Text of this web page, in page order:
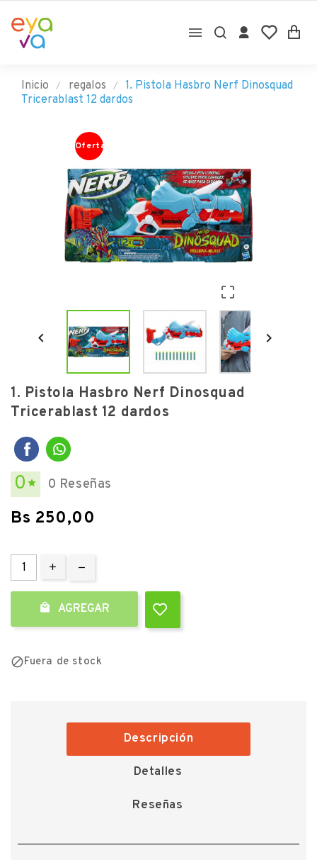

Inicio regalos
1. Pistola Hasbro Nerf Dinosquad
Tricerablast 12 dardos
Oferta

 
1. Pistola Hasbro Nerf Dinosquad
Tricerablast 12 dardos
0  0 Reseñas
Bs 250,00
 AGREGAR
Fuera de stock
Descripción
Detalles
Reseñas